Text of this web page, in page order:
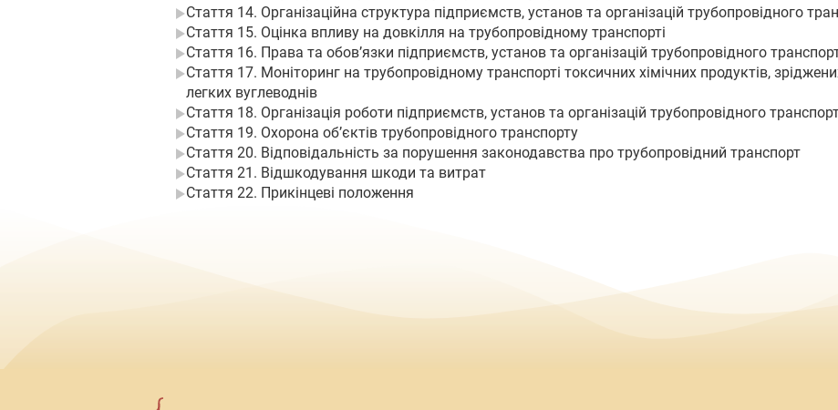
Стаття 14. Організаційна структура підприємств, установ та організацій трубопровідного
Стаття 15. Оцінка впливу на довкілля на трубопровідному транспорті
Стаття 16. Права та обов’язки підприємств, установ та організацій трубопровідного
Стаття 17. Моніторинг на трубопровідному транспорті токсичних хімічних продуктів,
легких вуглеводнів
Стаття 18. Організація роботи підприємств, установ та організацій трубопровідного
Стаття 19. Охорона об’єктів трубопровідного транспорту
Стаття 20. Відповідальність за порушення законодавства про трубопровідний транспорт
Стаття 21. Відшкодування шкоди та витрат
Стаття 22. Прикінцеві положення